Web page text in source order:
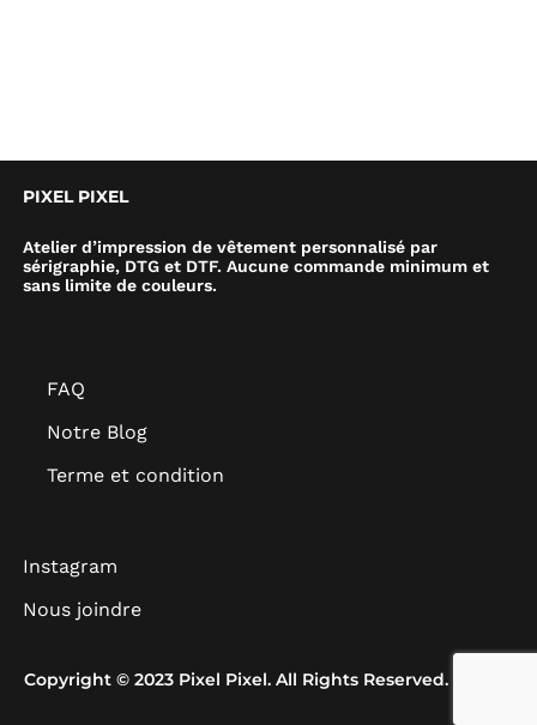
PIXEL PIXEL
Atelier d’impression de vêtement personnalisé par
sérigraphie, DTG et DTF. Aucune commande minimum et
sans limite de couleurs.
FAQ
Notre Blog
Terme et condition
Instagram
Nous joindre
Copyright © 2023 Pixel Pixel. All Rights Reserved.